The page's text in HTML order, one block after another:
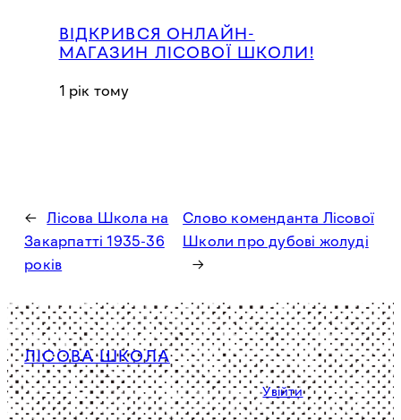
ВІДКРИВСЯ ОНЛАЙН-
МАГАЗИН ЛІСОВОЇ ШКОЛИ!
1 рік тому
←
Лісова Школа на
Закарпатті 1935-36
років
Слово коменданта Лісової
Школи про дубові жолуді
→
ЛІСОВА ШКОЛА
Політика конфіденційностіУвійти